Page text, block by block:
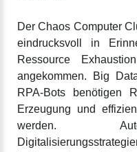
Der Chaos Computer
eindrucksvoll in
Ressource
angekommen. Big
RPA-Bots benötigen
Erzeugung und
werden.